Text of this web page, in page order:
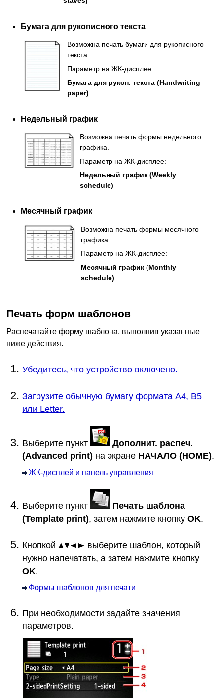
Бумага для рукописного текста
Возможна печать бумаги для рукописного
текста.
Параметр на ЖК-дисплее:
Бумага для рукоп. текста (Handwriting
paper)
Недельный график
Возможна печать формы недельного
графика.
Параметр на ЖК-дисплее:
Недельный график (Weekly
schedule)
Месячный график
Возможна печать формы месячного
графика.
Параметр на ЖК-дисплее:
Месячный график (Monthly
schedule)
Печать форм шаблонов
Распечатайте форму шаблона, выполнив указанные
ниже действия.
Убедитесь, что устройство включено.
Загрузите обычную бумагу формата A4, B5
или Letter.
Выберите пункт
Дополнит. распеч.
(Advanced print) на экране НАЧАЛО (HOME).
ЖК-дисплей и панель управления
Выберите пункт
Печать шаблона
(Template print), затем нажмите кнопкуOK.
Кнопкой
выберите шаблон, который
нужно напечатать, а затем нажмите кнопку
OK.
Формы шаблонов для печати
При необходимости задайте значения
параметров.